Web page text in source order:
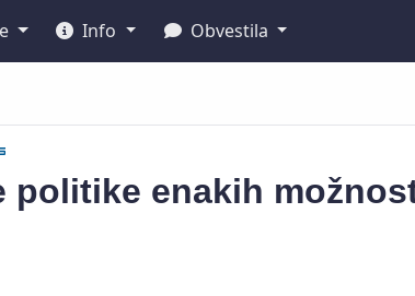
Info Obvestila
politike enakih